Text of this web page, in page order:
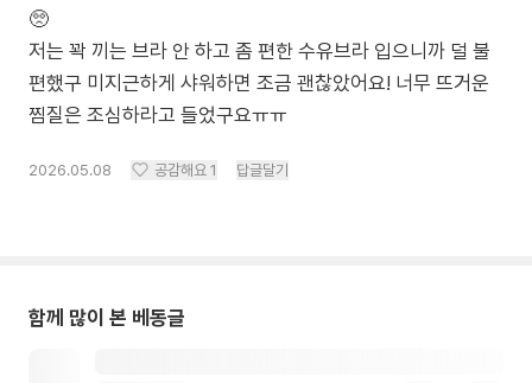
🥺
저는 꽉 끼는 브라 안 하고 좀 편한 수유브라 입으니까 덜 불
편했구 미지근하게 샤워하면 조금 괜찮았어요! 너무 뜨거운
찜질은 조심하라고 들었구요ㅠㅠ
2026.05.08 공감해요 1 답글달기
함께 많이 본 베동글